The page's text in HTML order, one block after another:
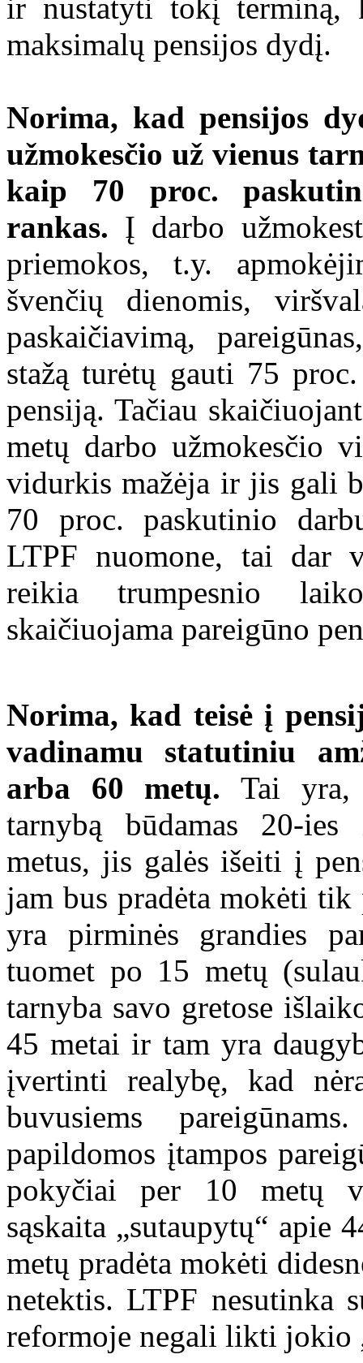
ir nustatyti tokį terminą,
maksimalų pensijos dydį.
Norima, kad pensijos
užmokesčio už vienus
kaip 70 proc.
rankas. Į darbo
priemokos, t.y.
švenčių dienomis,
paskaičiavimą,
stažą turėtų gauti 75
pensiją. Tačiau
metų darbo užmokesčio
vidurkis mažėja ir jis gali
70 proc. paskutinio
LTPF nuomone, tai dar
reikia trumpesnio
skaičiuojama pareigūno
Norima, kad teisė į
vadinamu statutiniu
arba 60 metų. Tai yra,
tarnybą būdamas 20-
metus, jis galės išeiti į
jam bus pradėta mokėti
yra pirminės grandies
tuomet po 15 metų
tarnyba savo gretose
45 metai ir tam yra
įvertinti realybę, kad
buvusiems
papildomos įtampos
pokyčiai per 10 metų
sąskaita „sutaupytų“ apie
metų pradėta mokėti
netektis. LTPF nesutinka
reformoje negali likti jokio